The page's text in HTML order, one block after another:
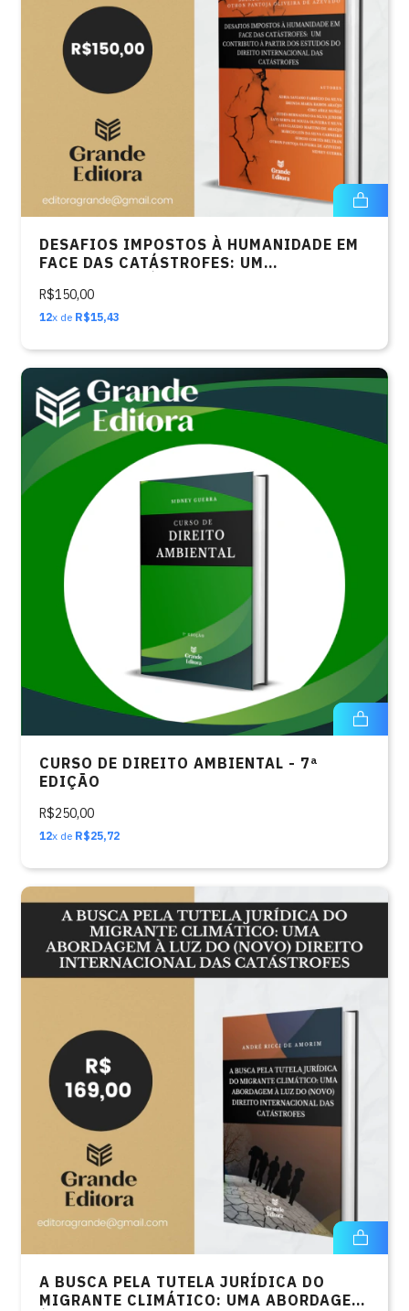
DESAFIOS IMPOSTOS À HUMANIDADE EM
FACE DAS CATÁSTROFES: UM
DIREITO INTERNACIONAL DAS
CATÁSTROFES
R$150,00
12x de R$15,43
CURSO DE DIREITO AMBIENTAL - 7ª
EDIÇÃO
R$250,00
12x de R$25,72
A BUSCA PELA TUTELA JURÍDICA DO
MIGRANTE CLIMÁTICO: UMA ABORDAGEM